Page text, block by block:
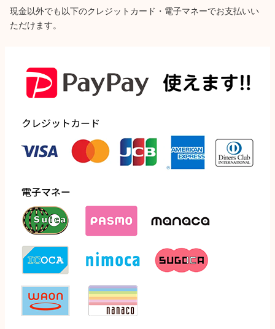
現金以外でも以下のクレジットカード・電子マネーでお支払いい
ただけます。